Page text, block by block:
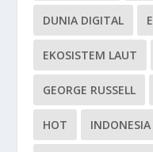
DUNIA DIGITAL
EKOSISTEM LAUT
GEORGE RUSSELL
HOT INDONESIA